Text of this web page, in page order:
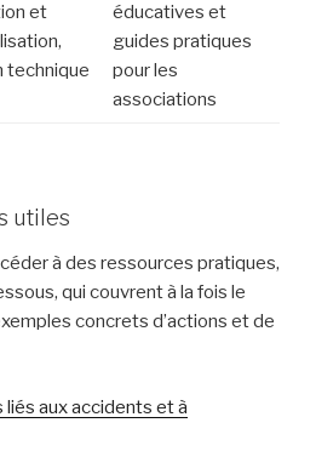
et
technique
éducatives et
guides pratiques
pour les
associations
utiles
à des ressources pratiques,
qui couvrent à la fois le
concrets d’actions et de
liés aux accidents et à